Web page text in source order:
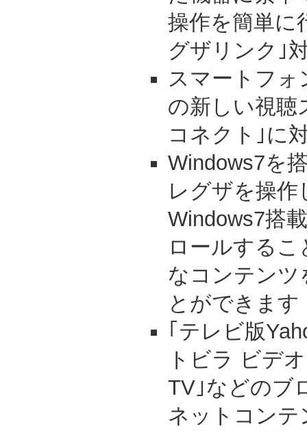
操作を簡単に
グザリンク｣
スマートフォ
の新しい視聴
コネクト｣に
Windows7を
レグザを操
Windows7搭
ロールする
なコンテンツ
とができます
｢テレビ版
トビラ ビデ
TV｣などのブ
ネットコンテ